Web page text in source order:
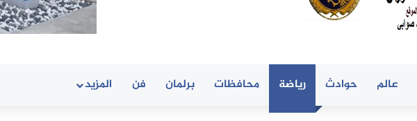
عالم حوادث رياضة محافظات برلمان فن المزيد